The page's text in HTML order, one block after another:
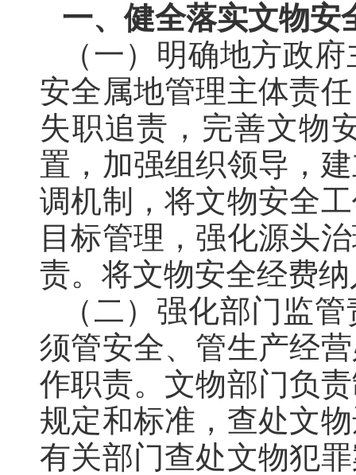
一、健全落实文物安
（一）明确地方政
安全属地管理主体责任
失职追责，完善文物
置，加强组织领导 ，
调机制，将文物安全
目标管理，强化源头
责。 将文物安全经费
（二）强化部门监
须管安全、管生产经
作职责。文物部门负
规定和标准 ， 查处文
有关部门查处文物犯